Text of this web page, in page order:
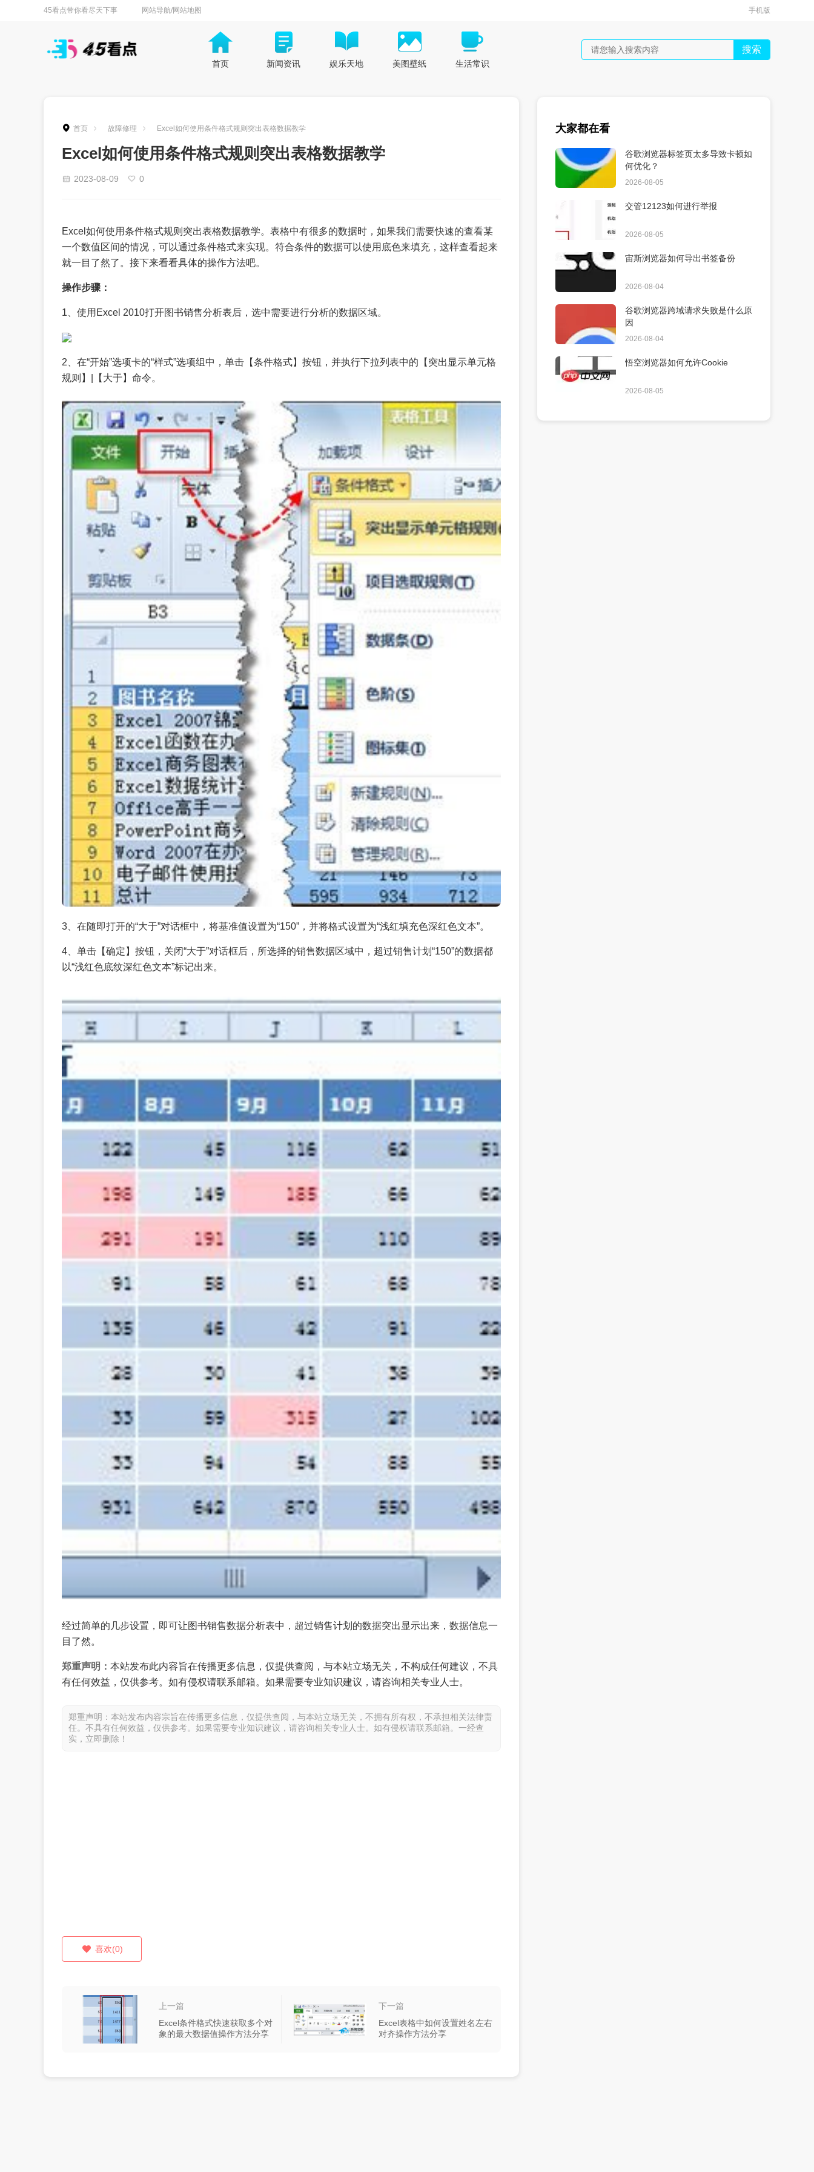
45看点带你看尽天下事 网站导航/网站地图 手机版
首页 新闻资讯 娱乐天地 美图壁纸 生活常识
搜索
首页 故障修理 Excel如何使用条件格式规则突出表格数据教学
Excel如何使用条件格式规则突出表格数据教学
2023-08-09 0
Excel如何使用条件格式规则突出表格数据教学。表格中有很多的数据时，如果我们需要快速的查看某
一个数值区间的情况，可以通过条件格式来实现。符合条件的数据可以使用底色来填充，这样查看起来
就一目了然了。接下来看看具体的操作方法吧。
操作步骤：
1、使用Excel 2010打开图书销售分析表后，选中需要进行分析的数据区域。
2、在“开始”选项卡的“样式”选项组中，单击【条件格式】按钮，并执行下拉列表中的【突出显示单元格
规则】|【大于】命令。
3、在随即打开的“大于”对话框中，将基准值设置为“150”，并将格式设置为“浅红填充色深红色文本”。
4、单击【确定】按钮，关闭“大于”对话框后，所选择的销售数据区域中，超过销售计划“150”的数据都
以“浅红色底纹深红色文本”标记出来。
经过简单的几步设置，即可让图书销售数据分析表中，超过销售计划的数据突出显示出来，数据信息一
目了然。
郑重声明： 本站发布此内容旨在传播更多信息，仅提供查阅，与本站立场无关，不构成任何建议，不具
有任何效益，仅供参考。如有侵权请联系邮箱。如果需要专业知识建议，请咨询相关专业人士。
郑重声明：本站发布内容宗旨在传播更多信息，仅提供查阅，与本站立场无关，不拥有所有权，不承担相关法律责
任。不具有任何效益，仅供参考。如果需要专业知识建议，请咨询相关专业人士。如有侵权请联系邮箱。一经查
实，立即删除！
喜欢(0)
上一篇
Excel条件格式快速获取多个对
象的最大数据值操作方法分享
下一篇
Excel表格中如何设置姓名左右
对齐操作方法分享
大家都在看
谷歌浏览器标签页太多导致卡顿如
何优化？
2026-08-05
交管12123如何进行举报
2026-08-05
宙斯浏览器如何导出书签备份
2026-08-04
谷歌浏览器跨域请求失败是什么原
因
2026-08-04
悟空浏览器如何允许Cookie
2026-08-05